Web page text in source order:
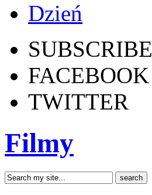
Dzień
SUBSCRIBE
FACEBOOK
TWITTER
Filmy